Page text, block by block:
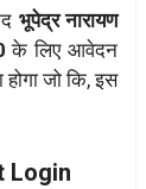
भूपेद्र नारायण
के लिए आवेदन
जो कि, इस
Login